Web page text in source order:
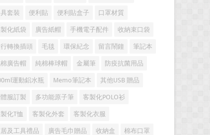
套裝 便利貼 便利貼盒子 口罩材質
化紙袋 廣告紙帽 手機電子配件 收納束口袋
轉換插頭 毛毯 環保紀念 留言鬧鐘 筆記本
廣告帽 純棉棒球帽 金屬筆 防疫抗菌用品
運動鋁水瓶 Memo筆記本 其他USB 贈品
體服訂製 多功能原子筆 客製化POLO衫
化T恤 客製化外套 客製化衣服
及工具禮品 廣告毛巾贈品 收納盒 棉布口罩